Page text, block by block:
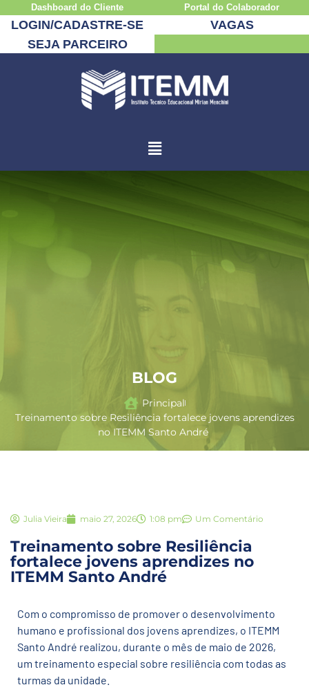
Dashboard do Cliente Portal do Colaborador
LOGIN/CADASTRE-SE
VAGAS
SEJA PARCEIRO
BLOG
Principal
Treinamento sobre Resiliência fortalece jovens aprendizes
no ITEMM Santo André
Julia Vieira maio 27, 2026 1:08 pm Um Comentário
Treinamento sobre Resiliência
fortalece jovens aprendizes no
ITEMM Santo André
Com o compromisso de promover o desenvolvimento
humano e profissional dos jovens aprendizes, o ITEMM
Santo André realizou, durante o mês de maio de 2026,
um treinamento especial sobre resiliência com todas as
turmas da unidade.